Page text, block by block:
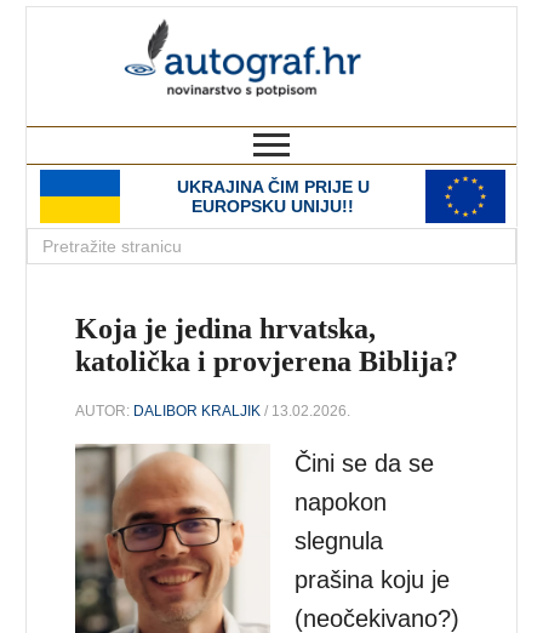
UKRAJINA ČIM PRIJE U
EUROPSKU UNIJU!!
Koja je jedina hrvatska,
katolička i provjerena Biblija?
AUTOR: DALIBOR KRALJIK / 13.02.2026.
Čini se da se
napokon
slegnula
prašina koju je
(neočekivano?)